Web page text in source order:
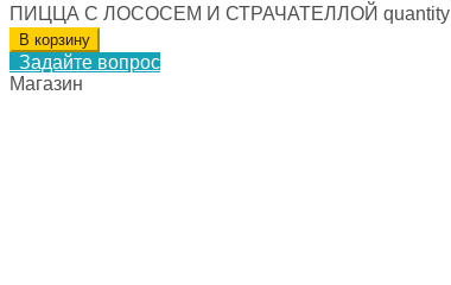
ПИЦЦА С ЛОСОСЕМ И СТРАЧАТЕЛЛОЙ quantity
В корзину
Задайте вопрос
Магазин